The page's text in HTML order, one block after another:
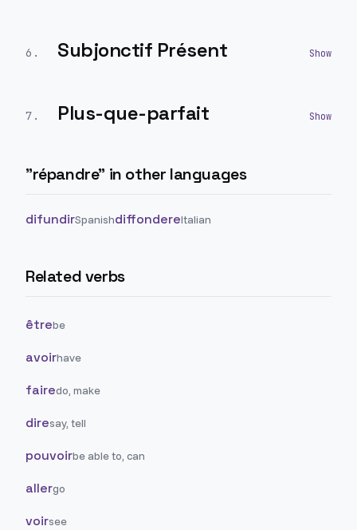
6 . Subjonctif Présent
7 . Plus-que-parfait
"répandre" in other languages
difundirSpanishdiffondereItalian
Related verbs
êtrebe
avoirhave
fairedo, make
diresay, tell
pouvoirbe able to, can
allergo
voirsee